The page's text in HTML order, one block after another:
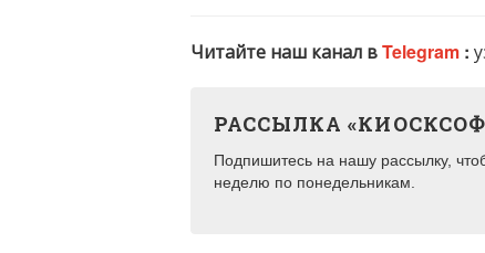
Читайте наш канал вTelegram :
РАССЫЛКА
Подпишитесь на нашу рассылку,
неделю по понедельникам.